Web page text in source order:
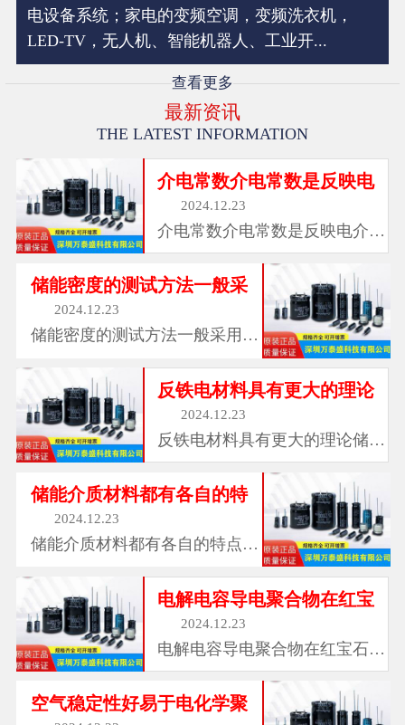
电设备系统；家电的变频空调，变频洗衣机，
LED-TV，无人机、智能机器人、工业开...
查看更多
最新资讯
THE LATEST INFORMATION
介电常数介电常数是反映电
2024.12.23
介电常数介电常数是反映电介质
极化的宏观物理...
储能密度的测试方法一般采
2024.12.23
储能密度的测试方法一般采用动
反铁电材料具有更大的理论
2024.12.23
反铁电材料具有更大的理论储能
密度，红宝石电...
储能介质材料都有各自的特
2024.12.23
储能介质材料都有各自的特点，
电解电容导电聚合物在红宝
2024.12.23
电解电容导电聚合物在红宝石电
容器中的应用，...
空气稳定性好易于电化学聚